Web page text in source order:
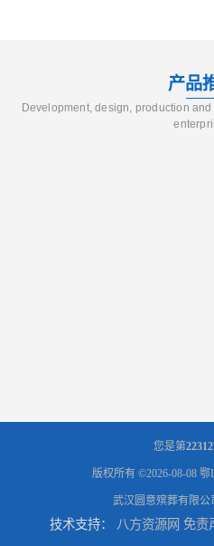
产品
Development, design, production
您是第
版权所有 ©2026-08-08 鄂
武汉圆意殡葬有限公
技术支持： 八方资源网 免责